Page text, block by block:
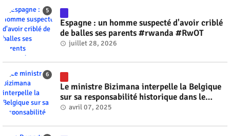
Espagne : un homme suspecté d'avoir criblé
de balles ses parents #rwanda #RwOT
juillet 28, 2026
Le ministre Bizimana interpelle la Belgique
sur sa responsabilité historique dans le
génocide #rwanda #RwOT
avril 07, 2025